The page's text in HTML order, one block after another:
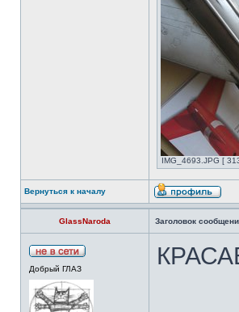
IMG_4693.JPG [
Вернуться к началу
GlassNaroda Заголовок
Добрый ГЛАЗ